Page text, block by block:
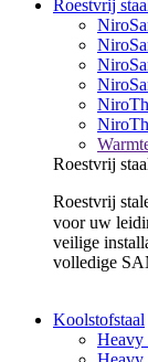
Roestvrij
Roestvrij
Roestvrij
voor uw
veilige
volledige
Koolstofstaal
Heavy